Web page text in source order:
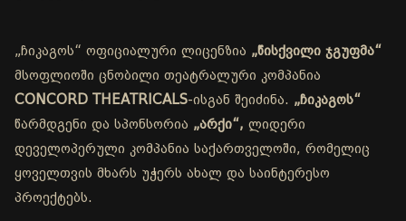
„ჩიკაგოს“ ოფიციალური ლიცენზია „წისქვილი ჯგუფმა“
მსოფლიოში ცნობილი თეატრალური კომპანია
CONCORD THEATRICALS-ისგან შეიძინა. „ჩიკაგოს“
წარმდგენი და სპონსორია „არქი“, ლიდერი
დეველოპერული კომპანია საქართველოში, რომელიც
ყოველთვის მხარს უჭერს ახალ და საინტერესო
პროექტებს.